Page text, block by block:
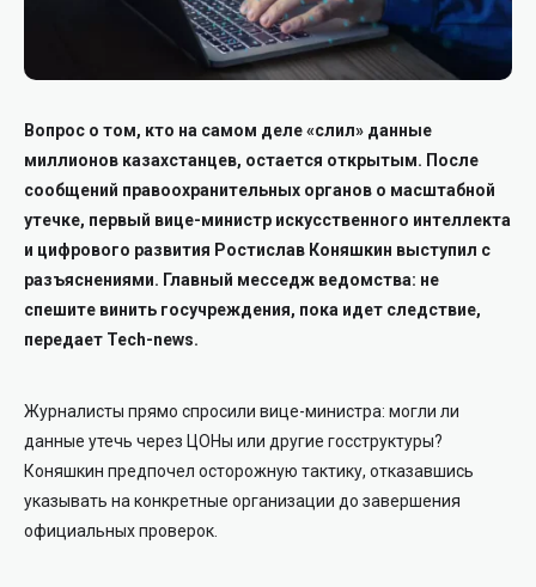
Вопрос о том, кто на самом деле «слил» данные
миллионов казахстанцев, остается открытым. После
сообщений правоохранительных органов о масштабной
утечке, первый вице-министр искусственного интеллекта
и цифрового развития Ростислав Коняшкин выступил с
разъяснениями. Главный месседж ведомства: не
спешите винить госучреждения, пока идет следствие,
передает Tech-news.
Журналисты прямо спросили вице-министра: могли ли
данные утечь через ЦОНы или другие госструктуры?
Коняшкин предпочел осторожную тактику, отказавшись
указывать на конкретные организации до завершения
официальных проверок.